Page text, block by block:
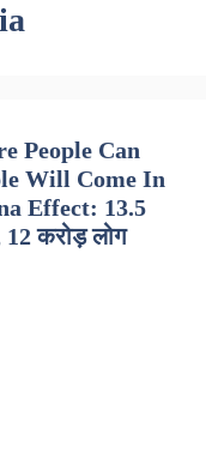
People Can
Will Come In
Effect: 13.5
12 करोड़ लोग